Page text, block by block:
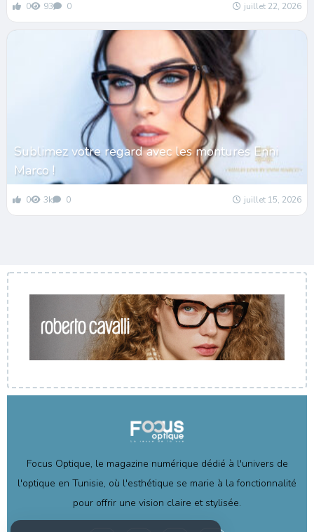
0 93 0 juillet 22, 2026
Sublimez votre regard avec les montures Enni
Marco !
0 3k 0 juillet 15, 2026
Focus Optique, le magazine numérique dédié à l'univers de
l'optique en Tunisie, où l'esthétique se marie à la fonctionnalité
pour offrir une vision claire et stylisée.